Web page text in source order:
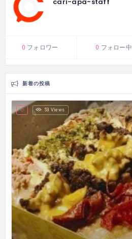
0 フォロワー 0 フォロー中
新着の投稿
53 Views